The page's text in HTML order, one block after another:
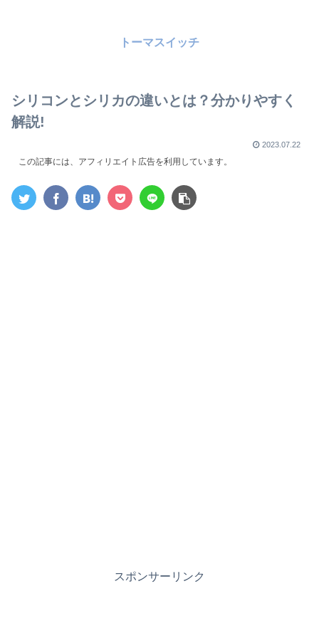
トーマスイッチ
シリコンとシリカの違いとは？分かりやすく
解説!
2023.07.22
この記事には、アフィリエイト広告を利用しています。
スポンサーリンク